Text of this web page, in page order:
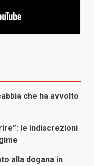
che ha avvolto
le indiscrezioni
alla dogana in